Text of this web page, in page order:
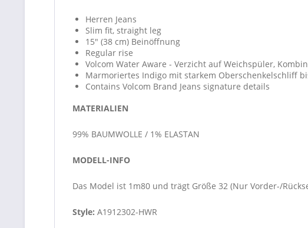
Herren Jeans
Slim fit, straight leg
15" (38 cm) Beinöffnung
Regular rise
Volcom Water Aware - Verzicht auf Weichspüler,
Marmoriertes Indigo mit starkem Oberschenkelschliff
Contains Volcom Brand Jeans signature details
MATERIALIEN
99% BAUMWOLLE / 1% ELASTAN
MODELL-INFO
Das Model ist 1m80 und trägt Größe 32 (Nur Vorder-/
Style: A1912302-HWR